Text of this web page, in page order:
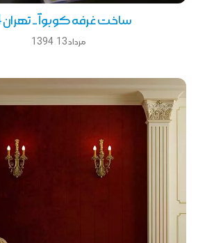
ساخت غرفه کوبوآ _ تهران 94
مرداد 13, 1394